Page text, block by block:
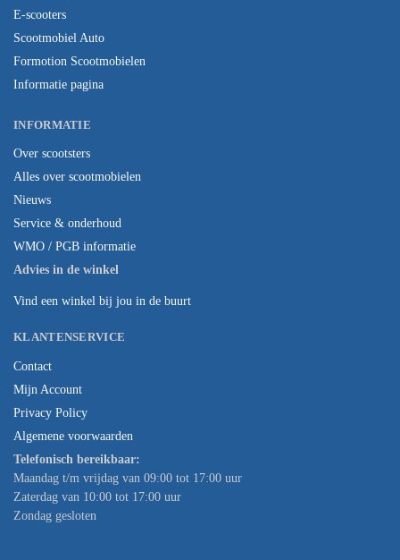
E-scooters
Scootmobiel Auto
Formotion Scootmobielen
Informatie pagina
INFORMATIE
Over scootsters
Alles over scootmobielen
Nieuws
Service & onderhoud
WMO / PGB informatie
Advies in de winkel
Vind een winkel bij jou in de buurt
KLANTENSERVICE
Contact
Mijn Account
Privacy Policy
Algemene voorwaarden
Telefonisch bereikbaar:
Maandag t/m vrijdag van 09:00 tot 17:00 uur
Zaterdag van 10:00 tot 17:00 uur
Zondag gesloten